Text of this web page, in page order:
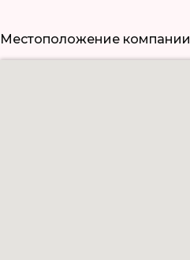
Местоположение компании